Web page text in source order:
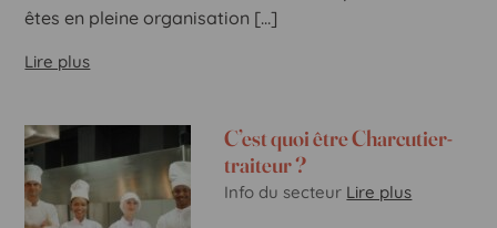
êtes en pleine organisation […]
Lire plus
C’est quoi être Charcutier-
traiteur ?
Info du secteur Lire plus